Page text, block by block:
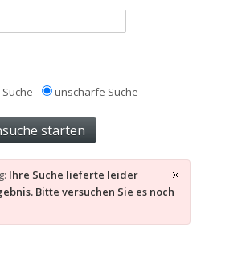
unscharfe Suche
Ihre Suche lieferte leider
Bitte versuchen Sie es noch